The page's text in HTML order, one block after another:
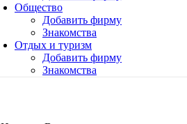
Общество
Добавить фирму
Знакомства
Отдых и туризм
Добавить фирму
Знакомства